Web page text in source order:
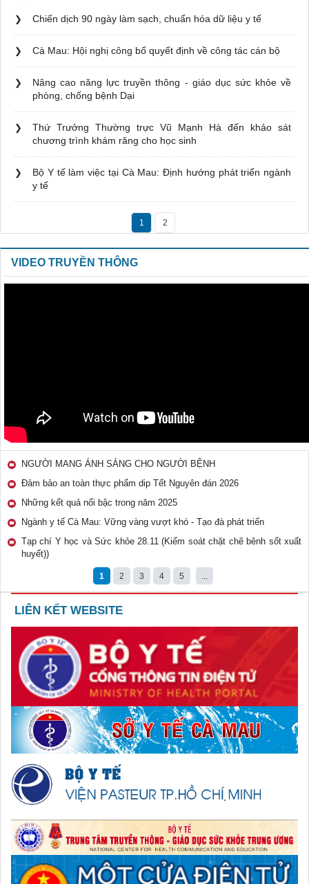
Chiến dịch 90 ngày làm sạch, chuẩn hóa dữ liệu y tế
Cà Mau: Hội nghị công bố quyết định về công tác cán bộ
Nâng cao năng lực truyền thông - giáo dục sức khỏe về
phòng, chống bệnh Dại
Thứ Trưởng Thường trực Vũ Mạnh Hà đến khảo sát
chương trình khám răng cho học sinh
Bộ Y tế làm việc tại Cà Mau: Định hướng phát triển ngành
y tế
1 2
VIDEO TRUYỀN THÔNG
NGƯỜI MANG ÁNH SÁNG CHO NGƯỜI BỆNH
Đảm bảo an toàn thực phẩm dip Tết Nguyên đán 2026
Những kết quả nổi bậc trong năm 2025
Ngành y tế Cà Mau: Vững vàng vượt khó - Tạo đà phát triển
Tạp chí Y học và Sức khỏe 28.11 (Kiểm soát chặt chẽ bênh sốt xuất
huyết))
1 2 3 4 5
LIÊN KẾT WEBSITE